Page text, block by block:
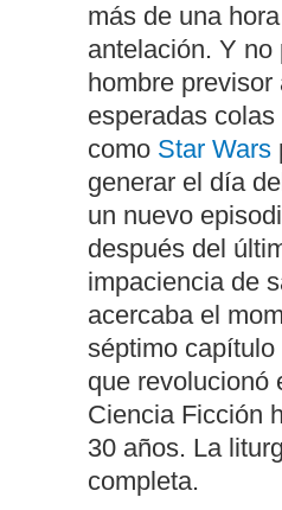
más de una
antelación. Y no
hombre previsor
esperadas
como Star Wars
generar el día
un nuevo
después del
impaciencia de
acercaba el
séptimo
que revolucionó
Ciencia Ficción
30 años. La
completa.